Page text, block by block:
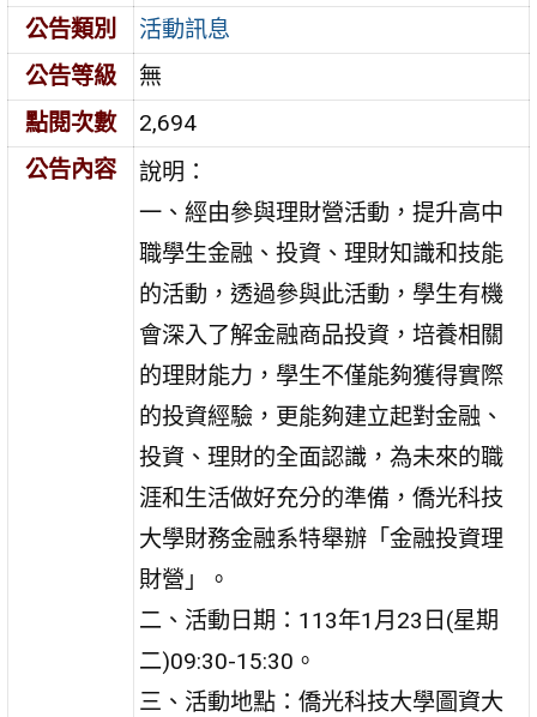
公告類別
活動訊息
公告等級
無
點閱次數
2,694
公告內容
說明：
一、經由參與理財營活動，提升高中
職學生金融、投資、理財知識和技能
的活動，透過參與此活動，學生有機
會深入了解金融商品投資，培養相關
的理財能力，學生不僅能夠獲得實際
的投資經驗，更能夠建立起對金融、
投資、理財的全面認識，為未來的職
涯和生活做好充分的準備，僑光科技
大學財務金融系特舉辦「金融投資理
財營」。
二、活動日期：113年1月23日(星期
二)09:30-15:30。
三、活動地點：僑光科技大學圖資大